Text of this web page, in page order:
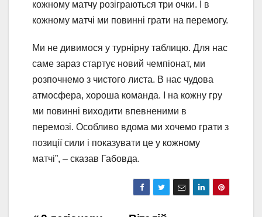
кожному матчу розіграються три очки. І в
кожному матчі ми повинні грати на перемогу.
Ми не дивимося у турнірну таблицю. Для нас
саме зараз стартує новий чемпіонат, ми
розпочнемо з чистого листа. В нас чудова
атмосфера, хороша команда. І на кожну гру
ми повинні виходити впевненими в
перемозі. Особливо вдома ми хочемо грати з
позиції сили і показувати це у кожному
матчі”, – сказав Габовда.